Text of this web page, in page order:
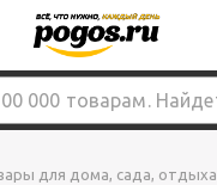
для дома, сада, отдыха